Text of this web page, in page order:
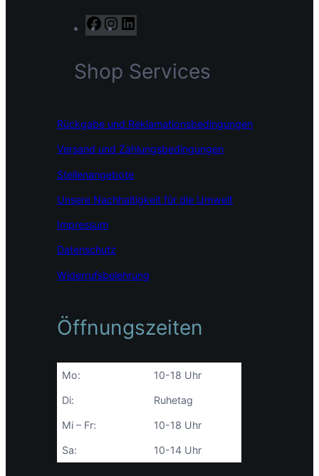
F
a
e
b
k
n
t
a
a
i
k
e
n
Shop Services
Rückgabe und Reklamationsbedingungen
Versand und Zahlungsbedingungen
Stellenangebote
Unsere Nachhaltigkeit für die Umwelt
Impressum
Datenschutz
Widerrufsbelehrung
Öffnungszeiten
Mo: 10-18 Uhr
Di: Ruhetag
Mi – Fr: 10-18 Uhr
Sa: 10-14 Uhr